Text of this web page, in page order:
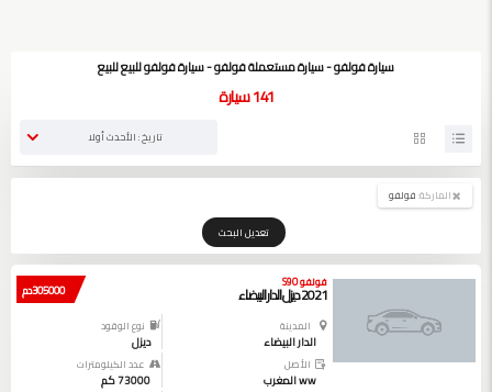
سيارة فولفو - سيارة مستعملة فولفو - سيارة فولفو للبيع للبيع
141سيارة
تاريخ : الأحدث أولا
الماركة:فولفو
تعديل البحث
305000 دم فولفو S90
2021 ديزل الدار البيضاء
المدينة
الدار البيضاء
نوع الوقود
ديزل
الأصل
ww المغرب
عدد الكيلومترات
73000 كم